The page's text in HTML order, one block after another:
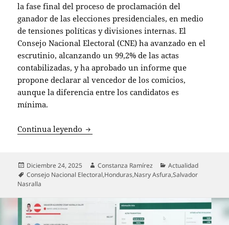
la fase final del proceso de proclamación del
ganador de las elecciones presidenciales, en medio
de tensiones políticas y divisiones internas. El
Consejo Nacional Electoral (CNE) ha avanzado en el
escrutinio, alcanzando un 99,2% de las actas
contabilizadas, y ha aprobado un informe que
propone declarar al vencedor de los comicios,
aunque la diferencia entre los candidatos es
mínima.
Continua leyendo Honduras avanza hacia la
Publicado
el
Diciembre 24, 2025 Autor
Constanza Ramírez Categorías
Actualidad
Etiquetas
Consejo Nacional Electoral,Honduras,Nasry Asfura,Salvador
Nasralla